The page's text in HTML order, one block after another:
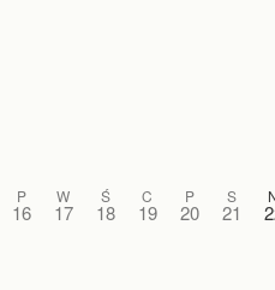
P
16
W
17
Ś
18
C
19
P
20
S
21